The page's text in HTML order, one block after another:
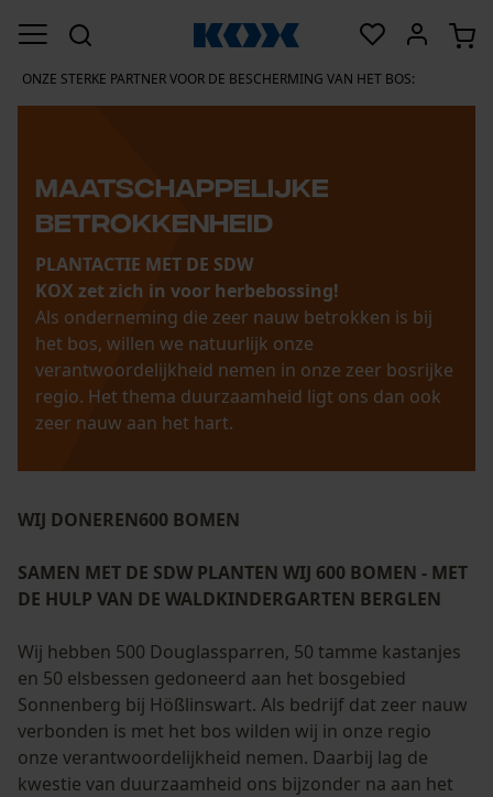
ONZE STERKE PARTNER VOOR DE BESCHERMING VAN HET BOS:
Maatschappelijke
betrokkenheid
PLANTACTIE MET DE SDW
KOX zet zich in voor herbebossing!
Als onderneming die zeer nauw betrokken is bij
het bos, willen we natuurlijk onze
verantwoordelijkheid nemen in onze zeer bosrijke
regio. Het thema duurzaamheid ligt ons dan ook
zeer nauw aan het hart.
WIJ DONEREN600 BOMEN
SAMEN MET DE SDW PLANTEN WIJ 600 BOMEN - MET
DE HULP VAN DE WALDKINDERGARTEN BERGLEN
Wij hebben 500 Douglassparren, 50 tamme kastanjes
en 50 elsbessen gedoneerd aan het bosgebied
Sonnenberg bij Hößlinswart. Als bedrijf dat zeer nauw
verbonden is met het bos wilden wij in onze regio
onze verantwoordelijkheid nemen. Daarbij lag de
kwestie van duurzaamheid ons bijzonder na aan het